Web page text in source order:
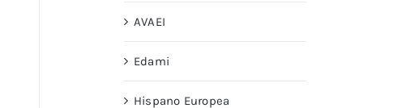
AVAEI
Edami
Hispano Europea